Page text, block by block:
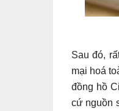
Sau đó,
mại hoá
đồng hồ
cứ nguồn